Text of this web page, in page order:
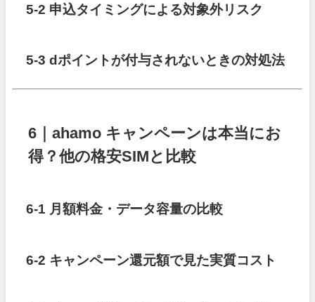
5-2 申込タイミングによる対象外リスク
5-3 dポイントが付与されないときの対処法
6｜ahamo キャンペーンは本当にお
得？他の格安SIMと比較
6-1 月額料金・データ容量の比較
6-2 キャンペーン還元額で見た実質コスト